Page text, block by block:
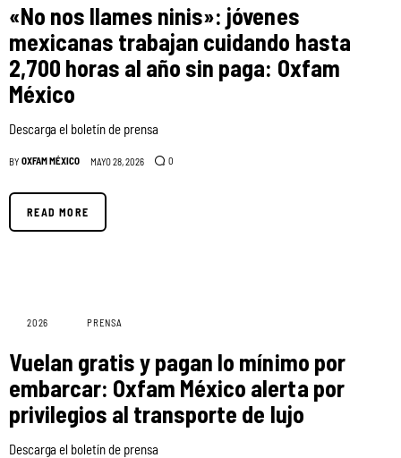
«No nos llames ninis»: jóvenes
mexicanas trabajan cuidando hasta
2,700 horas al año sin paga: Oxfam
México
Descarga el boletín de prensa
BY OXFAM MÉXICO MAYO 28, 2026 0
READ MORE
2026 PRENSA
Vuelan gratis y pagan lo mínimo por
embarcar: Oxfam México alerta por
privilegios al transporte de lujo
Descarga el boletín de prensa